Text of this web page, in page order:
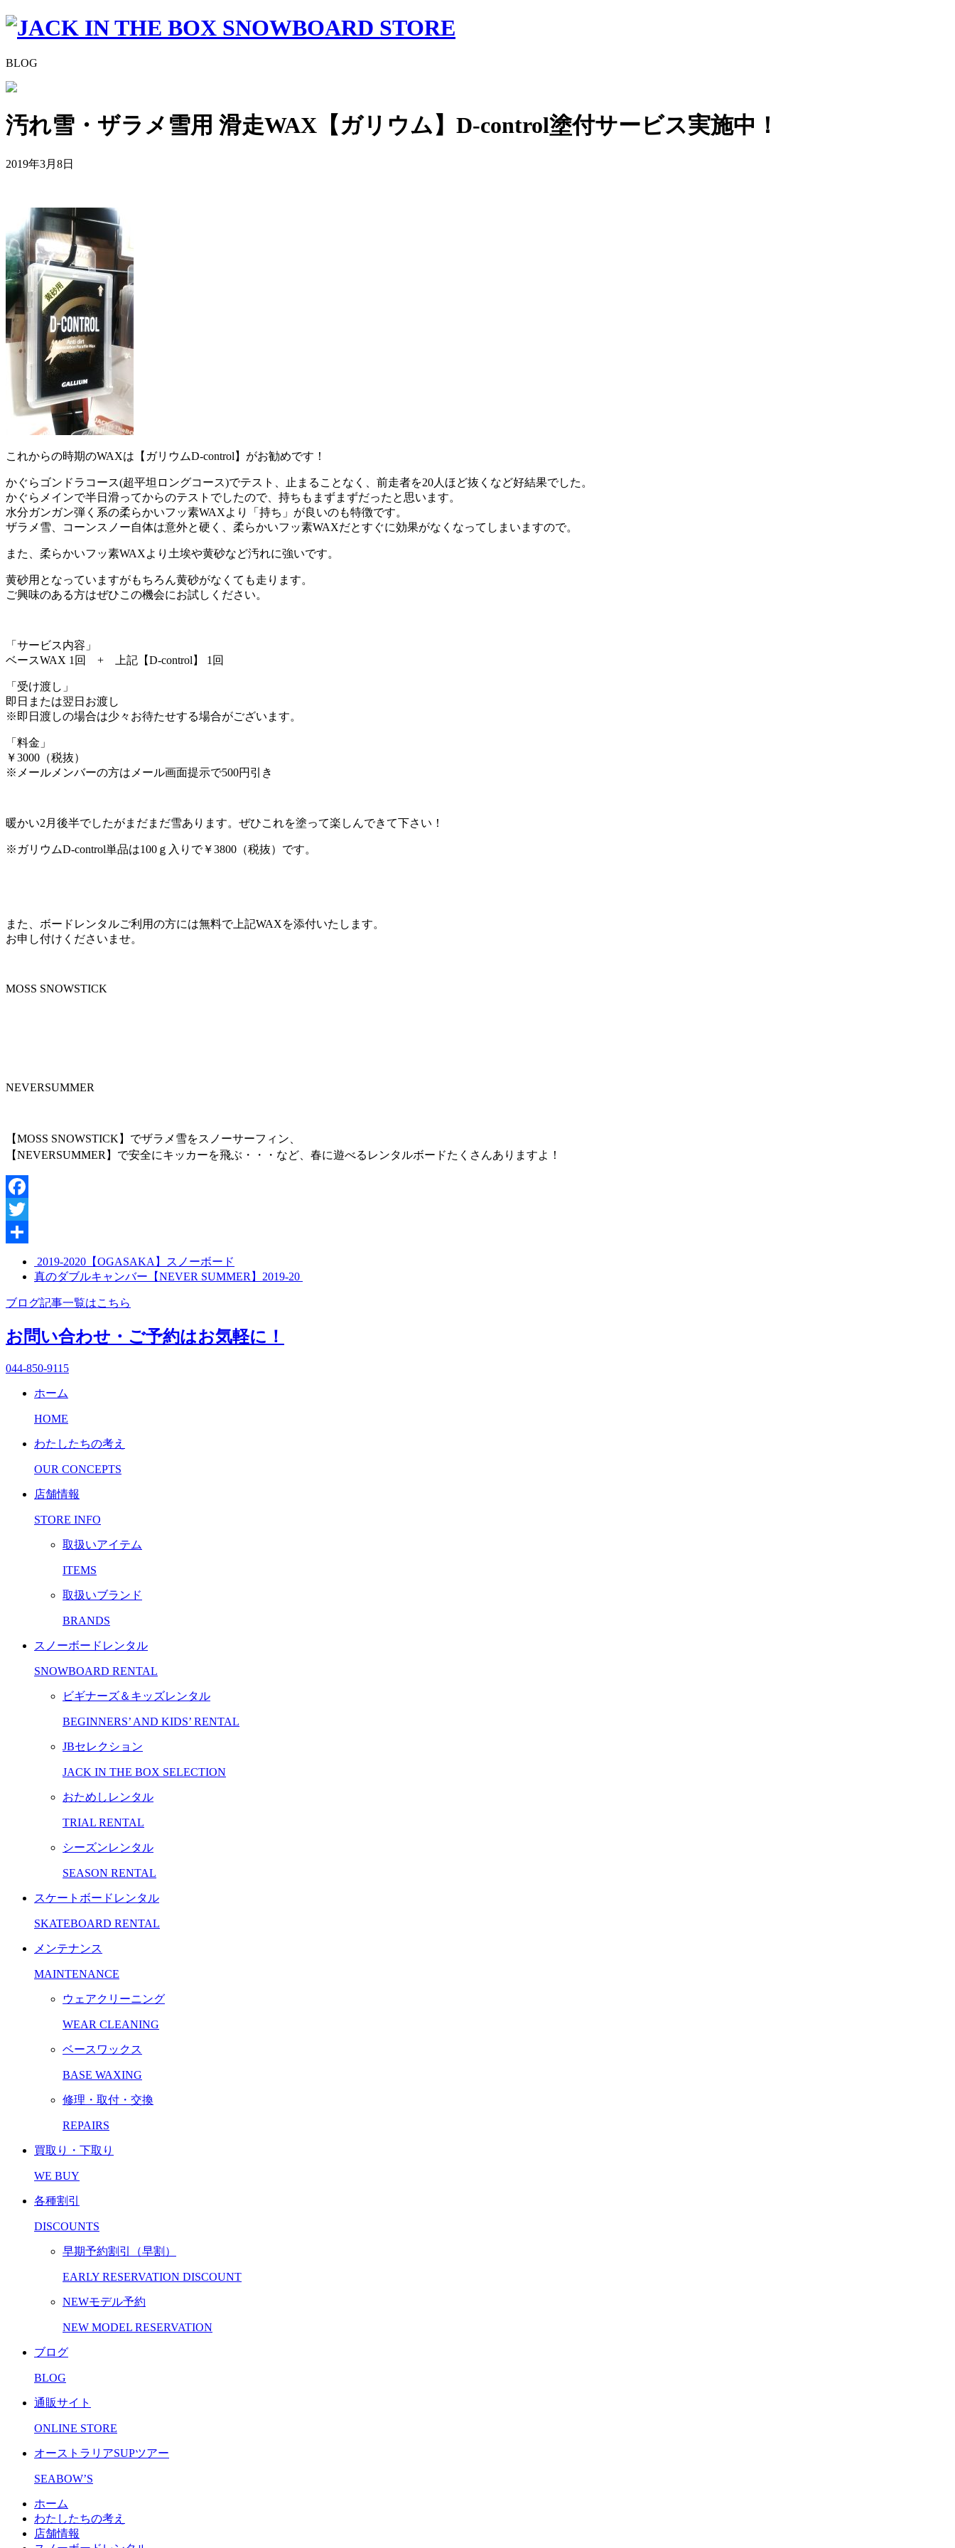
BLOG
汚れ雪・ザラメ雪用 滑走WAX【ガリウム】D-control塗付サービス実施中！
2019年3月8日
これからの時期のWAXは【ガリウムD-control】がお勧めです！
かぐらゴンドラコース(超平坦ロングコース)でテスト、止まることなく、前走者を20人ほど抜くなど好結果でした。
かぐらメインで半日滑ってからのテストでしたので、持ちもまずまずだったと思います。
水分ガンガン弾く系の柔らかいフッ素WAXより「持ち」が良いのも特徴です。
ザラメ雪、コーンスノー自体は意外と硬く、柔らかいフッ素WAXだとすぐに効果がなくなってしまいますので。
また、柔らかいフッ素WAXより土埃や黄砂など汚れに強いです。
黄砂用となっていますがもちろん黄砂がなくても走ります。
ご興味のある方はぜひこの機会にお試しください。
「サービス内容」
ベースWAX 1回 + 上記【D-control】 1回
「受け渡し」
即日または翌日お渡し
※即日渡しの場合は少々お待たせする場合がございます。
「料金」
￥3000（税抜）
※メールメンバーの方はメール画面提示で500円引き
暖かい2月後半でしたがまだまだ雪あります。ぜひこれを塗って楽しんできて下さい！
※ガリウムD-control単品は100ｇ入りで￥3800（税抜）です。
また、ボードレンタルご利用の方には無料で上記WAXを添付いたします。
お申し付けくださいませ。
MOSS SNOWSTICK
NEVERSUMMER
【MOSS SNOWSTICK】でザラメ雪をスノーサーフィン、
【NEVERSUMMER】で安全にキッカーを飛ぶ・・・など、春に遊べるレンタルボードたくさんありますよ！
Facebook
Twitter
2019-2020【OGASAKA】スノーボード
真のダブルキャンバー【NEVER SUMMER】2019-20
ブログ記事一覧はこちら
お問い合わせ・ご予約はお気軽に！
044-850-9115
ホーム
HOME
わたしたちの考え
OUR CONCEPTS
店舗情報
STORE INFO
取扱いアイテム
ITEMS
取扱いブランド
BRANDS
スノーボードレンタル
SNOWBOARD RENTAL
ビギナーズ＆キッズレンタル
BEGINNERS’ AND KIDS’ RENTAL
JBセレクション
JACK IN THE BOX SELECTION
おためしレンタル
TRIAL RENTAL
シーズンレンタル
SEASON RENTAL
スケートボードレンタル
SKATEBOARD RENTAL
メンテナンス
MAINTENANCE
ウェアクリーニング
WEAR CLEANING
ベースワックス
BASE WAXING
修理・取付・交換
REPAIRS
買取り・下取り
WE BUY
各種割引
DISCOUNTS
早期予約割引（早割）
EARLY RESERVATION DISCOUNT
NEWモデル予約
NEW MODEL RESERVATION
ブログ
BLOG
通販サイト
ONLINE STORE
オーストラリアSUPツアー
SEABOW’S
ホーム
わたしたちの考え
店舗情報